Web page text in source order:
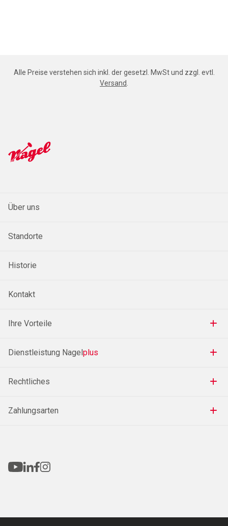
Alle Preise verstehen sich inkl. der gesetzl. MwSt und zzgl. evtl.
Versand
Über uns
Standorte
Historie
Kontakt
Ihre Vorteile
Dienstleistung Nagelplus
Rechtliches
Zahlungsarten